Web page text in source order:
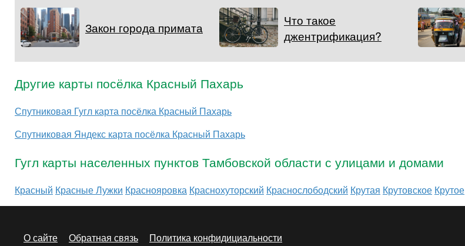
Закон города примата
Что такое
джентрификация?
Другие карты посёлка Красный Пахарь
Спутниковая Гугл карта посёлка Красный Пахарь
Спутниковая Яндекс карта посёлка Красный Пахарь
Гугл карты населенных пунктов Тамбовской области с улицами и домами
Красный Красные Лужки Краснояровка Краснохуторский Краснослободский Крутая Крутовское Крутое
О сайте Обратная связь Политика конфидициальности